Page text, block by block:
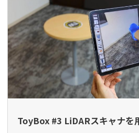
ToyBox #3 LiDARスキャナを